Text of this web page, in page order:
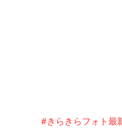
#きらきらフォト最